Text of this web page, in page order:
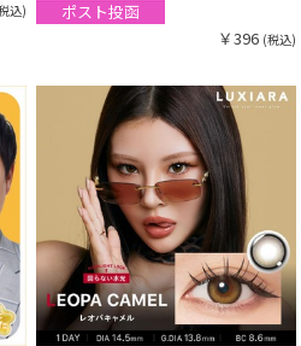
込)
ポスト投函
￥396 (税込)